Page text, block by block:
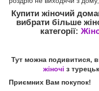
Купити жіночий
вибрати більше
категорії:
Тут можна подивитися,
жіночі з
Приємних Вам покупок!